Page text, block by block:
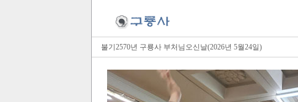
불기2570년 구룡사 부처님오신날(2026년 5월24일)